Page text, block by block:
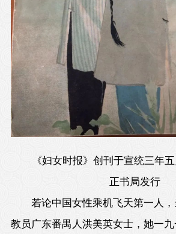
《妇女时报》创刊于宣统三年
正书局发行
若论中国女性乘机飞天第一人
教员广东番禺人洪美英女士，她一